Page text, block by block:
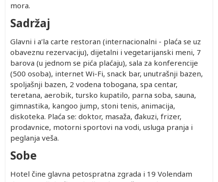
mora.
Sadržaj
Glavni i a’la carte restoran (internacionalni - plaća se uz
obaveznu rezervaciju), dijetalni i vegetarijanski meni, 7
barova (u jednom se pića plaćaju), sala za konferencije
(500 osoba), internet Wi-Fi, snack bar, unutrašnji bazen,
spoljašnji bazen, 2 vodena tobogana, spa centar,
teretana, aerobik, tursko kupatilo, parna soba, sauna,
gimnastika, kangoo jump, stoni tenis, animacija,
diskoteka. Plaća se: doktor, masaža, đakuzi, frizer,
prodavnice, motorni sportovi na vodi, usluga pranja i
peglanja veša.
Sobe
Hotel čine glavna petospratna zgrada i 19 Volendam